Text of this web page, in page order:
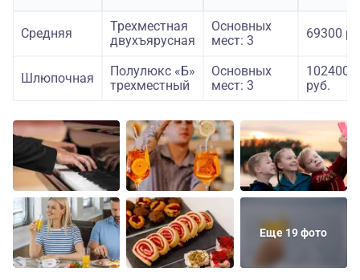
Средняя
Трехместная
двухъярусная
Основных
мест: 3
69300
Шлюпочная
Полулюкс «Б»
трехместный
Основных
мест: 3
102400
руб.
Еще 19 фото